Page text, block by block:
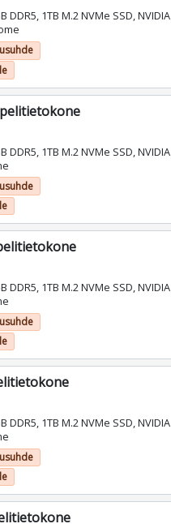
DDR5, 1TB M.2 NVMe SSD, NVIDIA
DDR5, 1TB M.2 NVMe SSD, NVIDIA
DDR5, 1TB M.2 NVMe SSD, NVIDIA
DDR5, 1TB M.2 NVMe SSD, NVIDIA